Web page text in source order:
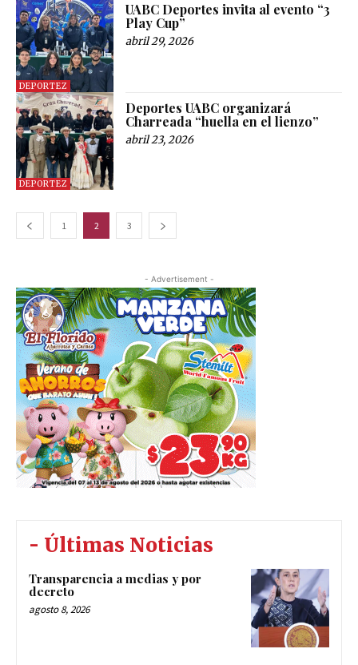
DEPORTEZ
UABC Deportes invita al evento “3
Play Cup”
abril 29, 2026
DEPORTEZ
Deportes UABC organizará
Charreada “huella en el lienzo”
abril 23, 2026
1 2 3
- Advertisement -
- Últimas Noticias
Transparencia a medias y por
decreto
agosto 8, 2026